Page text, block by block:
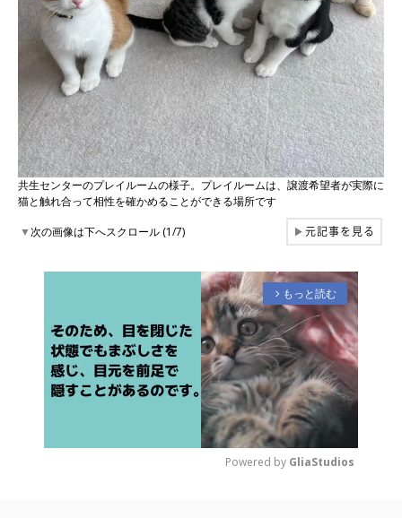
共生センターのプレイルームの様子。プレイルームは、譲渡希望者が実際に
猫と触れ合って相性を確かめることができる場所です
▼次の画像は下へスクロール (1/7) ▶元記事を見る
arrow_forward_ios もっと読む
Powered by GliaStudios